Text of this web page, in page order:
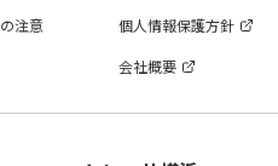
注意 個人情報保護方針
会社概要